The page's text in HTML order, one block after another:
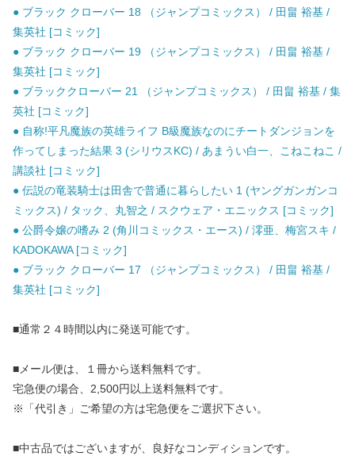
● ブラック クローバー 18 （ジャンプコミックス） / 田畠 裕基 /
集英社 [コミック]
● ブラック クローバー 19 （ジャンプコミックス） / 田畠 裕基 /
集英社 [コミック]
● ブラッククローバー 21 （ジャンプコミックス） / 田畠 裕基 / 集
英社 [コミック]
● 自称!平凡魔族の英雄ライフ B級魔族なのにチートダンジョンを
作ってしまった結果 3 (シリウスKC) / あまうい白一、こねこねこ /
講談社 [コミック]
● 伝説の竜装騎士は田舎で普通に暮らしたい 1 (ヤングガンガンコ
ミックス) / タック、丸智之 / スクウェア・エニックス [コミック]
● 公爵令嬢の嗜み 2 (角川コミックス・エース) / 澪亜、梅宮スキ /
KADOKAWA [コミック]
● ブラック クローバー 17 （ジャンプコミックス） / 田畠 裕基 /
集英社 [コミック]
■通常２４時間以内に発送可能です。
■メール便は、１冊から送料無料です。
宅急便の場合、2,500円以上送料無料です。
※「代引き」ご希望の方は宅急便をご選択下さい。
■中古品ではございますが、良好なコンディションです。